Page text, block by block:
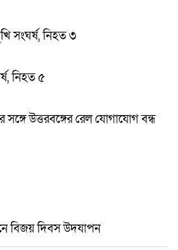
সংঘর্ষ, নিহত ৩
নিহত ৫
সঙ্গে উত্তরবঙ্গের রেল যোগাযোগ বন্ধ
বিজয় দিবস উদযাপন